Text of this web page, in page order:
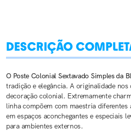
DESCRIÇÃO
O Poste Colonial Sextavado Simples da
tradição e elegância. A originalidade nos
decoração colonial. Extremamente
linha compõem com maestria
em espaços aconchegantes e especiais
para ambientes externos.